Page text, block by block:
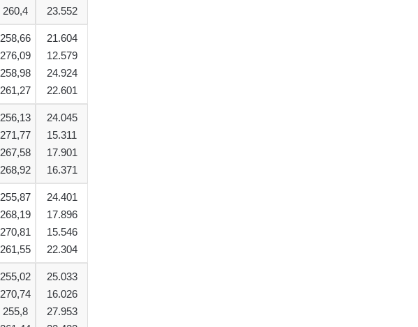
260,4
23.552
258,66
276,09
258,98
261,27
21.604
12.579
24.924
22.601
256,13
271,77
267,58
268,92
24.045
15.311
17.901
16.371
255,87
268,19
270,81
261,55
24.401
17.896
15.546
22.304
255,02
270,74
255,8
25.033
16.026
27.953